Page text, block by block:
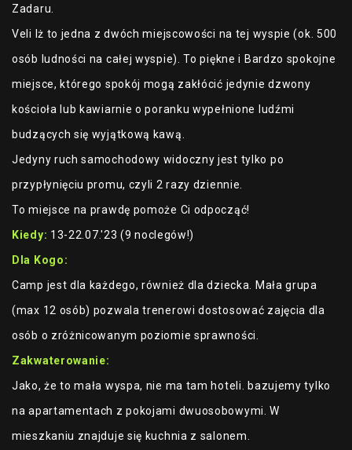
Zadaru.
Veli Iż to jedna z dwóch miejscowości na tej wyspie (ok. 500
osób ludności na całej wyspie). To piękne i Bardzo spokojne
miejsce, którego spokój mogą zakłócić jedynie dzwony
kościoła lub kawiarnie o poranku wypełnione ludźmi
budzących się wyjątkową kawą.
Jedyny ruch samochodowy widoczny jest tylko po
przypłynięciu promu, czyli 2 razy dziennie.
To miejsce na prawdę pomoże Ci odpocząć!
Kiedy: 13-22.07.'23 (9 noclegów!)
Dla Kogo:
Camp jest dla każdego, również dla dziecka. Mała grupa
(max 12 osób) pozwala trenerowi dostosować zajęcia dla
osób o zróżnicowanym poziomie sprawności.
Zakwaterowanie:
Jako, że to mała wyspa, nie ma tam hoteli. bazujemy tylko
na apartamentach z pokojami dwuosobowymi. W
mieszkaniu znajduje się kuchnia z salonem.